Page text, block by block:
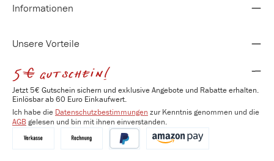
Informationen
Unsere Vorteile
5€ gutschein!
Jetzt 5€ Gutschein sichern und exklusive Angebote und Rabatte erhalten.
Einlösbar ab 60 Euro Einkaufwert.
Ich habe die Datenschutzbestimmungen zur Kenntnis genommen und die
AGBgelesen und bin mit ihnen einverstanden.